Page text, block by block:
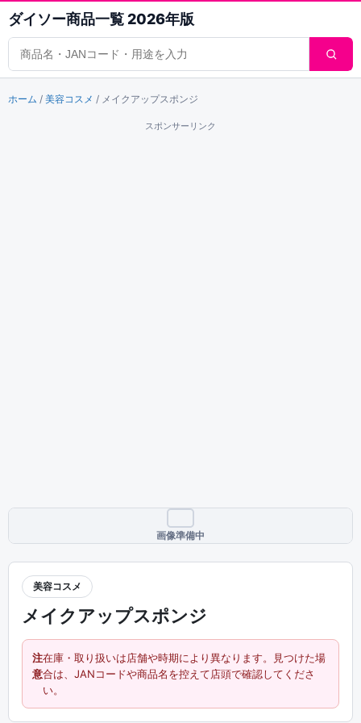
ダイソー商品一覧 2026年版
商品検索
ホーム / 美容コスメ / メイクアップスポンジ
スポンサーリンク
画像準備中
美容コスメ
メイクアップスポンジ
注
意
在庫・取り扱いは店舗や時期により異なります。見つけた場
合は、JANコードや商品名を控えて店頭で確認してくださ
い。